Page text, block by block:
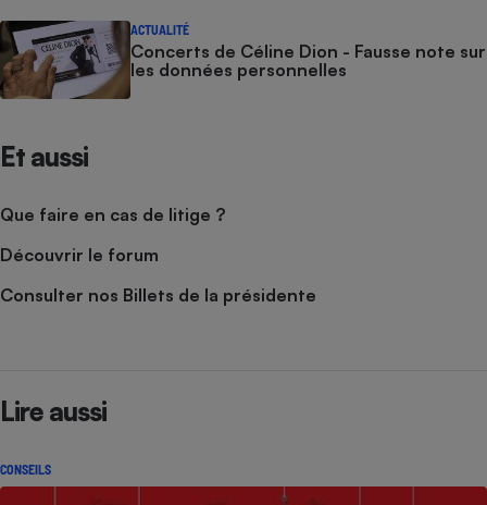
ACTUALITÉ
Concerts de Céline Dion - Fausse note sur
les données personnelles
Et aussi
Que faire en cas de litige ?
Découvrir le forum
Consulter nos Billets de la présidente
Lire aussi
CONSEILS